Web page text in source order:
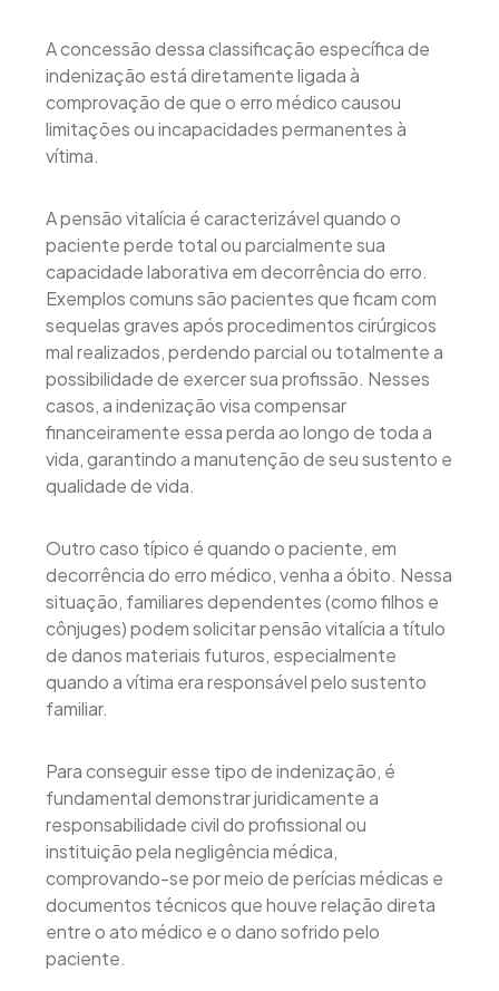
A concessão dessa classificação específica de
indenização está diretamente ligada à
comprovação de que o erro médico causou
limitações ou incapacidades permanentes à
vítima.
A pensão vitalícia é caracterizável quando o
paciente perde total ou parcialmente sua
capacidade laborativa em decorrência do erro.
Exemplos comuns são pacientes que ficam com
sequelas graves após procedimentos cirúrgicos
mal realizados, perdendo parcial ou totalmente a
possibilidade de exercer sua profissão. Nesses
casos, a indenização visa compensar
financeiramente essa perda ao longo de toda a
vida, garantindo a manutenção de seu sustento e
qualidade de vida.
Outro caso típico é quando o paciente, em
decorrência do erro médico, venha a óbito. Nessa
situação, familiares dependentes (como filhos e
cônjuges) podem solicitar pensão vitalícia a título
de danos materiais futuros, especialmente
quando a vítima era responsável pelo sustento
familiar.
Para conseguir esse tipo de indenização, é
fundamental demonstrar juridicamente a
responsabilidade civil do profissional ou
instituição pela negligência médica,
comprovando-se por meio de perícias médicas e
documentos técnicos que houve relação direta
entre o ato médico e o dano sofrido pelo
paciente.